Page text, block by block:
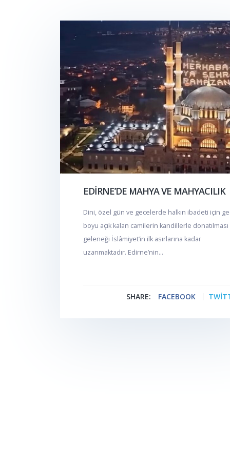
EDİRNE’DE MAHYA VE MAHYACILIK
Dini, özel gün ve gecelerde halkın ibadeti için
boyu açık kalan camilerin kandillerle donatılması
geleneği İslâmiyet’in ilk asırlarına kadar
uzanmaktadır. Edirne’nin...
SHARE: FACEBOOK